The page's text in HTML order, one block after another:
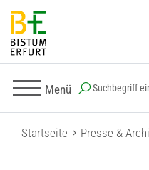
Menü
Startseite Presse &